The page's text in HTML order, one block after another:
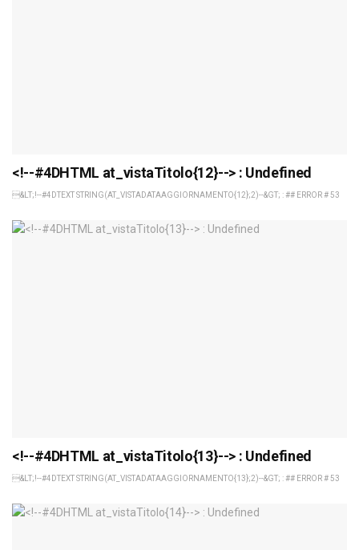
<!--#4DHTML at_vistaTitolo{12}--> : Undefined
&LT;!--#4DTEXT STRING(AT_VISTADATAAGGIORNAMENTO{12};2)--&GT; : ## ERROR # 53
<!--#4DHTML at_vistaTitolo{13}--> : Undefined
&LT;!--#4DTEXT STRING(AT_VISTADATAAGGIORNAMENTO{13};2)--&GT; : ## ERROR # 53